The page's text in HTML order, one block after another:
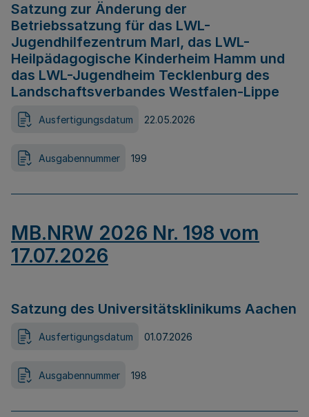
Satzung zur Änderung der
Betriebssatzung für das LWL-
Jugendhilfezentrum Marl, das LWL-
Heilpädagogische Kinderheim Hamm und
das LWL-Jugendheim Tecklenburg des
Landschaftsverbandes Westfalen-Lippe
Ausfertigungsdatum 22.05.2026
Ausgabennummer 199
MB.NRW 2026 Nr. 198 vom
17.07.2026
Satzung des Universitätsklinikums Aachen
Ausfertigungsdatum 01.07.2026
Ausgabennummer 198